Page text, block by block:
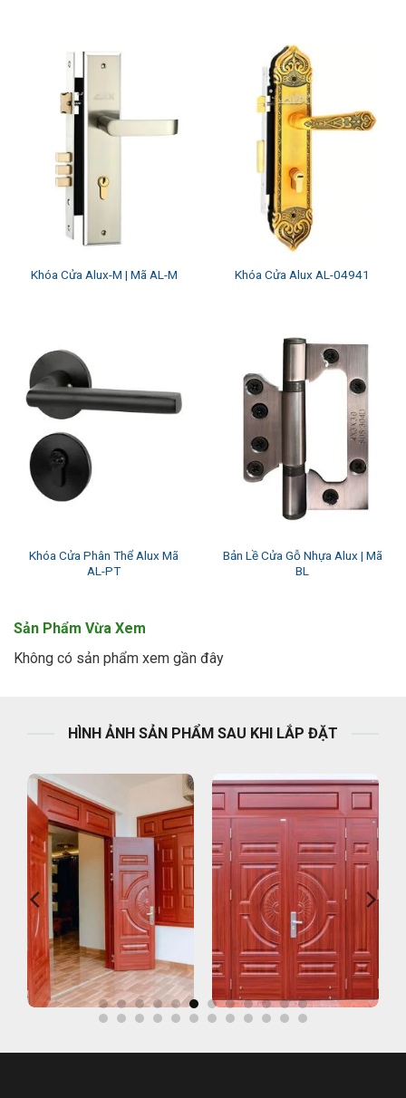
Khóa Cửa Alux-M | Mã AL-M Khóa Cửa Alux AL-04941
Khóa Cửa Phân Thể Alux Mã
AL-PT
Bản Lề Cửa Gỗ Nhựa Alux | Mã
BL
Sản Phẩm Vừa Xem
Không có sản phẩm xem gần đây
HÌNH ẢNH SẢN PHẨM SAU KHI LẮP ĐẶT